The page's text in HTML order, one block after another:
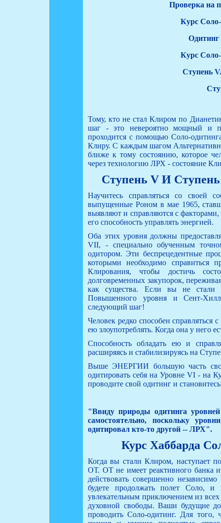
Проверка на
Курс
Одитинг
Курс
Ступень
Тому, кто не стал Клиром по
шаг - это невероятно мощный и
проходится с помощью Соло-
Клиру. С каждым шагом
ближе к тому состоянию, которое
через технологию ЛРХ - состояние
Ступень V И
Научитесь справляться со своей
выпущенные Роном в мае 1965,
выявляют и справляются с
его способность управлять энергией.
Оба этих уровня должны
VII, - специально обученным
одитором. Эти беспрецедентные
которыми необходимо справиться
Клирования, чтобы достичь
долговременных закупорок,
как существа. Если вы не
Повышенного уровня и Сент-
следующий шаг!
Человек редко способен
ею злоупотреблять. Когда она у него
Способность обладать ею и
расширяясь и стабилизируясь на
Выше ЭНЕРГИИ большую часть
одитировать себя на Уровне VI - на
проводите свой одитинг и
"Ввиду природы одитинга
самостоятельно, поскольку
одитировал кто-то другой -- ЛРХ".
Курс Хаббарда
Когда вы стали Клиром, наступает
ОТ. ОТ не имеет реактивного
действовать совершенно
будете продолжать полет Соло, и
увлекательным приключением из
духовной свободы. Ваши будущие
проводить Соло-одитинг. Для